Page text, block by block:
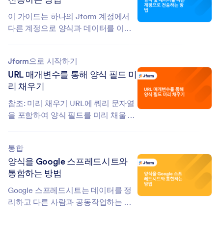
이 가이드는 하나의 Jform 계정에서
다른 계정으로 양식과 데이터를 이동
Jform으로 시작하기
URL 매개변수를 통해 양식 필드 미
리 채우기
참조: 미리 채우기 URL에 쿼리 문자열
을 포함하여 양식 필드를 미리 채울 수
통합
양식을 Google 스프레드시트와
통합하는 방법
Google 스프레드시트는 데이터를 정
리하고 다른 사람과 공동작업하는 데